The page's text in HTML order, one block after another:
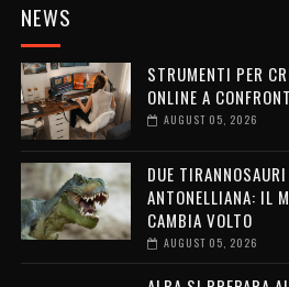
NEWS
STRUMENTI PER
ONLINE A
AUGUST 05, 2026
DUE
ANTONELLIANA: IL
CAMBIA VOLTO
AUGUST 05, 2026